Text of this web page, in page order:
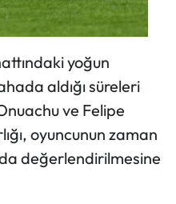
yoğun
aldığı süreleri
ve Felipe
oyuncunun zaman
değerlendirilmesine